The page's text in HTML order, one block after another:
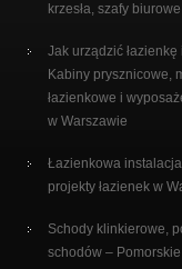
krzesła, szafy
Jak urządzić
Kabiny prysznicowe,
łazienkowe i
w Warszawie
Łazienkowa
projekty łazienek w
Schody klinkierowe,
schodów – Pomorskie